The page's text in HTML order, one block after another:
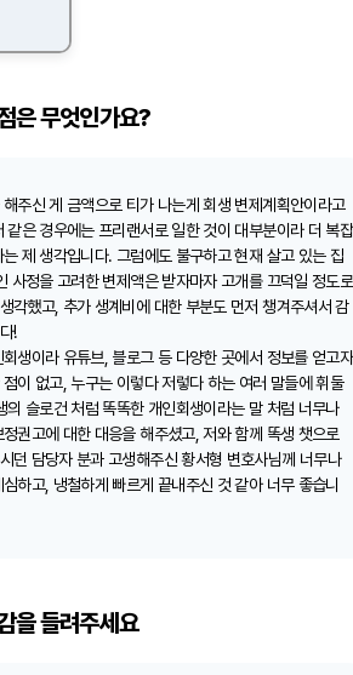
은 무엇인가요?
주신 게 금액으로 티가 나는게 회생 변제계획안이라고
같은 경우에는 프리랜서로 일한 것이 대부분이라 더 복잡
제 생각입니다. 그럼에도 불구하고 현재 살고 있는 집
사정을 고려한 변제액은 받자마자 고개를 끄덕일 정도로
각했고, 추가 생계비에 대한 부분도 먼저 챙겨주셔서 감
!
생이라 유튜브, 블로그 등 다양한 곳에서 정보를 얻고자
이 없고, 누구는 이렇다 저렇다 하는 여러 말들에 휘둘
의 슬로건 처럼 똑똑한 개인회생이라는 말 처럼 너무나
권고에 대한 대응을 해주셨고, 저와 함께 똑생 챗으로
던 담당자 분과 고생해주신 황서형 변호사님께 너무나
하고, 냉철하게 빠르게 끝내주신 것 같아 너무 좋습니
을 들려주세요